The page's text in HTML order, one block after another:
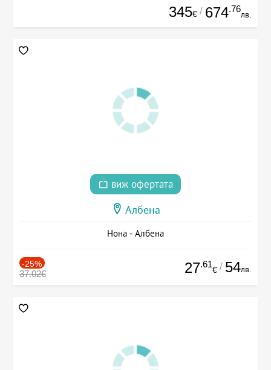
345€ / 674.76
лв.
виж офертата
Албена
Нона - Албена
-25%
37.02€ 27.61
€ / 54лв.